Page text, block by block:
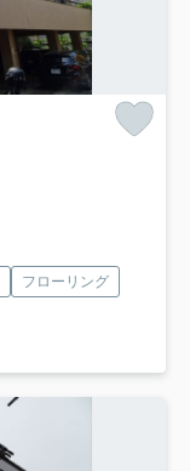
フローリング